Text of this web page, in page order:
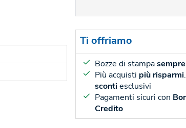
Ti offriamo
Bozze di stampa
Più acquisti più risparmi
scontiesclusivi
Pagamenti sicuri con
Credito